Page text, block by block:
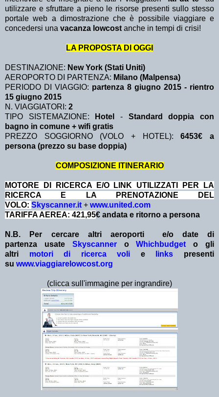
utilizzare e sfruttare a pieno le risorse presenti sullo stesso
portale web a dimostrazione che è possibile viaggiare e
concedersi una vacanza lowcost anche in tempi di crisi!
LA PROPOSTA DI OGGI
DESTINAZIONE: New York (Stati Uniti)
AEROPORTO DI PARTENZA: Milano (Malpensa)
PERIODO DI VIAGGIO: partenza 8 giugno 2015 - rientro
15 giugno 2015
N. VIAGGIATORI: 2
TIPO SISTEMAZIONE:
Hotel- Standard doppia con
bagno in comune + wifi gratis
PREZZO SOGGIORNO (VOLO + HOTEL):6453€ a
persona (prezzo su base doppia)
COMPOSIZIONE ITINERARIO
MOTORE DI RICERCA E/O LINK UTILIZZATI PER LA
RICERCA E LA PRENOTAZIONE DEL
VOLO: Skyscanner.it + www.united.com
TARIFFA AEREA: 421,95€ andata e ritorno a persona
N.B. Per cercare altri aeroporti e/o date di
partenza usate SkyscanneroWhichbudget o gli
altri motori di ricerca voli e links presenti
su www.viaggiarelowcost.org
(clicca sull'immagine per ingrandire)